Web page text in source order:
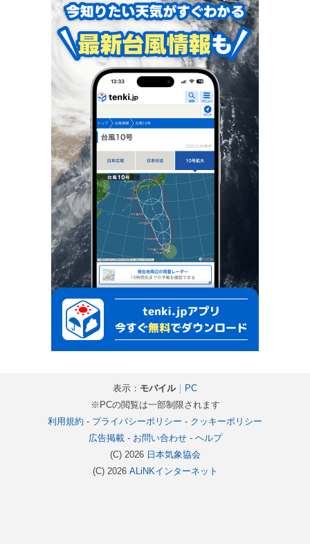
表示： モバイル｜
PC
※PCの閲覧は一部制限されます
利用規約 - プライバシーポリシー - クッキーポリシー
広告掲載- お問い合わせ- ヘルプ
(C) 2026 日本気象協会
(C) 2026 ALiNKインターネット